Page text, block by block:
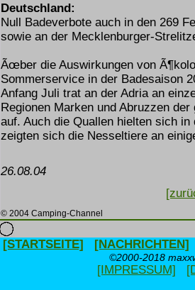
Deutschland:
Null Badeverbote auch in den 269
sowie an der Mecklenburger-
Ãœber die Auswirkungen von
Sommerservice in der Badesaison
Anfang Juli trat an der Adria an
Regionen Marken und Abruzzen
auf. Auch die Quallen hielten sich
zeigten sich die Nesseltiere an
26.08.04
© 2004 Camping-Channel
[STARTSEITE] [NACHRICHTEN]
©2000-2018
[IMPRESSUM]